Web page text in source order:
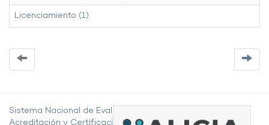
Licenciamiento (1)
Sistema Nacional de Evaluación,